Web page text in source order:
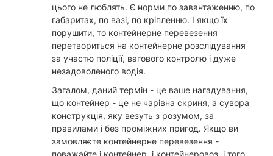
цього не люблять. Є норми по завантаженню, по
габаритах, по вазі, по кріпленню. І якщо їх
порушити, то контейнерне перевезення
перетвориться на контейнерне розслідування
за участю поліції, вагового контролю і дуже
незадоволеного водія.
Загалом, даний термін - це ваше нагадування,
що контейнер - це не чарівна скриня, а сувора
конструкція, яку везуть з розумом, за
правилами і без проміжних пригод. Якщо ви
замовляєте контейнерне перевезення -
поважайте і контейнер, і контейнеровоз, і того,